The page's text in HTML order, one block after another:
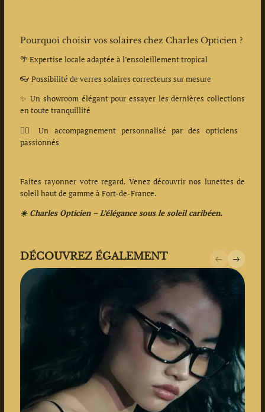
Pourquoi choisir vos solaires chez Charles Opticien ?
🌴 Expertise locale adaptée à l’ensoleillement tropical
👓 Possibilité de verres solaires correcteurs sur mesure
✨ Un showroom élégant pour essayer les dernières collections
en toute tranquillité
👨‍⚕️ Un accompagnement personnalisé par des opticiens
passionnés
Faites rayonner votre regard. Venez découvrir nos lunettes de
soleil haut de gamme à Fort-de-France.
☀️ Charles Opticien – L’élégance sous le soleil caribéen.
DÉCOUVREZ ÉGALEMENT